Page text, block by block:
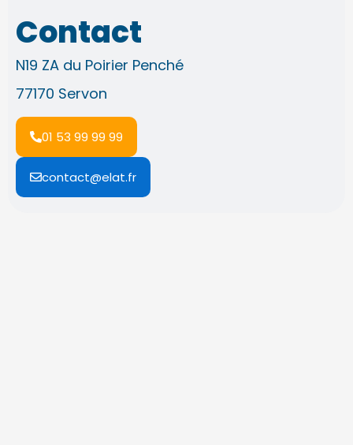
Contact
N19 ZA du Poirier Penché
77170 Servon
01 53 99 99 99
contact@elat.fr